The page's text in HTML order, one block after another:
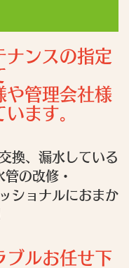
ナンスの指定
や管理会社様
ます。
換、漏水している
の改修・
ショナルにおまか
ブルお任せ下